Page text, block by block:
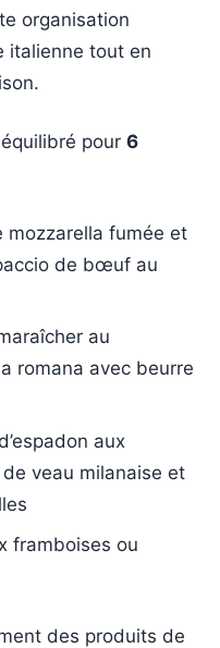
organisation
italienne tout en
pour 6
fumée et
de bœuf au
au
romana avec beurre
aux
veau milanaise et
framboises ou
des produits de